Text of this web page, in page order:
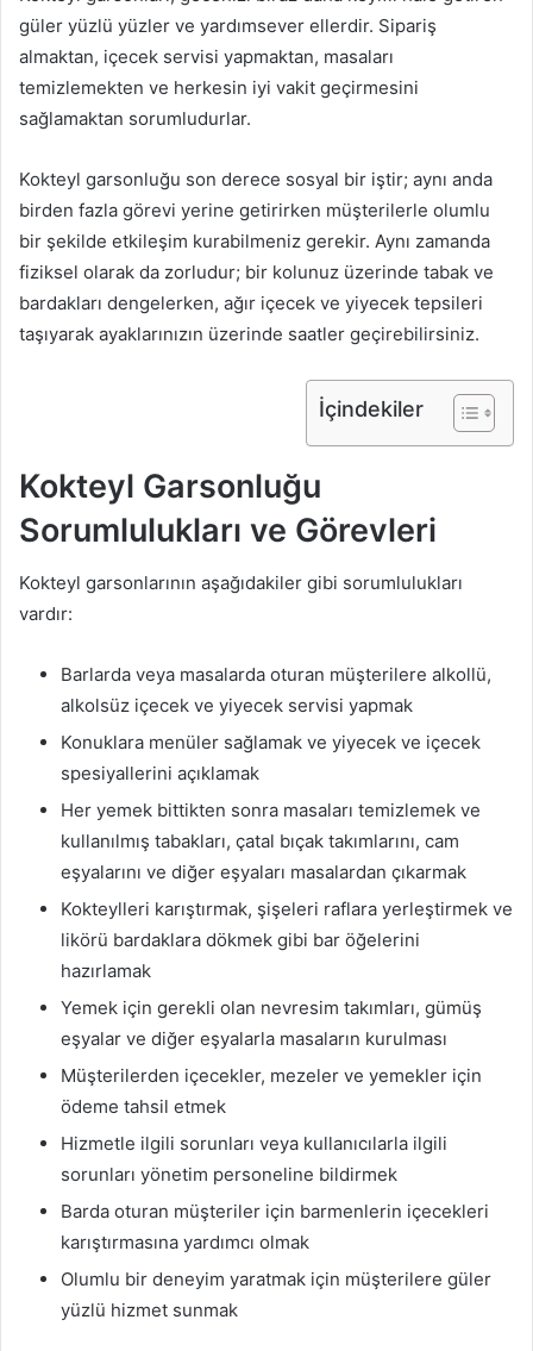
güler yüzlü yüzler ve yardımsever ellerdir. Sipariş
almaktan, içecek servisi yapmaktan, masaları
temizlemekten ve herkesin iyi vakit geçirmesini
sağlamaktan sorumludurlar.
Kokteyl garsonluğu son derece sosyal bir iştir; aynı anda
birden fazla görevi yerine getirirken müşterilerle olumlu
bir şekilde etkileşim kurabilmeniz gerekir. Aynı zamanda
fiziksel olarak da zorludur; bir kolunuz üzerinde tabak ve
bardakları dengelerken, ağır içecek ve yiyecek tepsileri
taşıyarak ayaklarınızın üzerinde saatler geçirebilirsiniz.
İçindekiler
Kokteyl Garsonluğu
Sorumlulukları ve Görevleri
Kokteyl garsonlarının aşağıdakiler gibi sorumlulukları
vardır:
Barlarda veya masalarda oturan müşterilere alkollü,
alkolsüz içecek ve yiyecek servisi yapmak
Konuklara menüler sağlamak ve yiyecek ve içecek
spesiyallerini açıklamak
Her yemek bittikten sonra masaları temizlemek ve
kullanılmış tabakları, çatal bıçak takımlarını, cam
eşyalarını ve diğer eşyaları masalardan çıkarmak
Kokteylleri karıştırmak, şişeleri raflara yerleştirmek ve
likörü bardaklara dökmek gibi bar öğelerini
hazırlamak
Yemek için gerekli olan nevresim takımları, gümüş
eşyalar ve diğer eşyalarla masaların kurulması
Müşterilerden içecekler, mezeler ve yemekler için
ödeme tahsil etmek
Hizmetle ilgili sorunları veya kullanıcılarla ilgili
sorunları yönetim personeline bildirmek
Barda oturan müşteriler için barmenlerin içecekleri
karıştırmasına yardımcı olmak
Olumlu bir deneyim yaratmak için müşterilere güler
yüzlü hizmet sunmak